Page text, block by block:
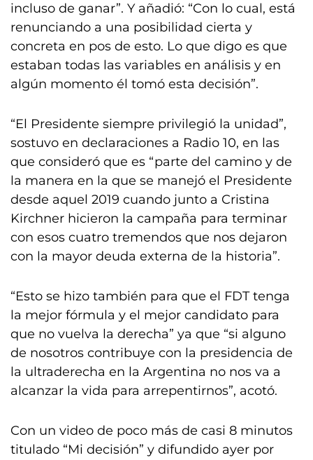
incluso de ganar”. Y añadió: “Con lo cual, está
renunciando a una posibilidad cierta y
concreta en pos de esto. Lo que digo es que
estaban todas las variables en análisis y en
algún momento él tomó esta decisión”.
“El Presidente siempre privilegió la unidad”,
sostuvo en declaraciones a Radio 10, en las
que consideró que es “parte del camino y de
la manera en la que se manejó el Presidente
desde aquel 2019 cuando junto a Cristina
Kirchner hicieron la campaña para terminar
con esos cuatro tremendos que nos dejaron
con la mayor deuda externa de la historia”.
“Esto se hizo también para que el FDT tenga
la mejor fórmula y el mejor candidato para
que no vuelva la derecha” ya que “si alguno
de nosotros contribuye con la presidencia de
la ultraderecha en la Argentina no nos va a
alcanzar la vida para arrepentirnos”, acotó.
Con un video de poco más de casi 8 minutos
titulado “Mi decisión” y difundido ayer por